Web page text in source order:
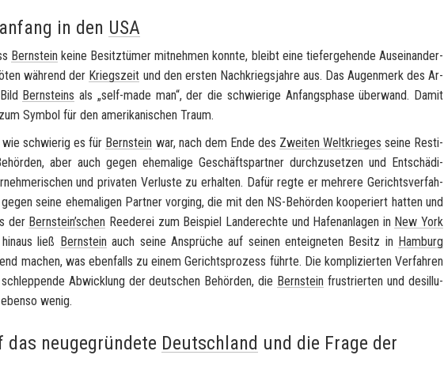
in den USA
Bern­stein keine Be­sitz­tü­mer mit­neh­men konn­te, bleibt eine tie­fer­ge­hen­de Aus­ein­an­der­
wäh­rend der Kriegs­zeit und den ers­ten Nach­kriegs­jah­re aus. Das Au­gen­merk des Ar­
Bern­steins als „self-​made man“, der die schwie­ri­ge An­fangs­pha­se über­wand. Damit
Sym­bol für den ame­ri­ka­ni­schen Traum.
schwie­rig es für Bern­stein war, nach dem Ende des Zwei­ten Welt­krie­ges seine Re­sti­
aber auch gegen ehe­ma­li­ge Ge­schäfts­part­ner durch­zu­set­zen und Ent­schä­di­
und pri­va­ten Ver­lus­te zu er­hal­ten. Dafür regte er meh­re­re Ge­richts­ver­fah­
seine ehe­ma­li­gen Part­ner vor­ging, die mit den NS-​Behörden ko­ope­riert hat­ten und
der Bern­stein’schen Ree­de­rei zum Bei­spiel Lan­de­rech­te und Ha­fen­an­la­gen in New York
ließ Bern­stein auch seine An­sprü­che auf sei­nen ent­eig­ne­ten Be­sitz in Ham­burg
ma­chen, was eben­falls zu einem Ge­richts­pro­zess führ­te. Die kom­pli­zier­ten Ver­fah­ren
Ab­wick­lung der deut­schen Be­hör­den, die Bern­stein frus­trier­ten und des­il­lu­
wenig.
das neugegründete Deutschland und die Frage der